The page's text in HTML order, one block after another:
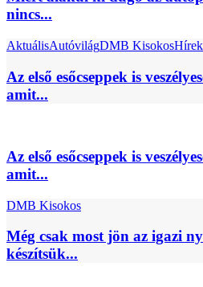
nincs...
AktuálisAutóvilágDMB KisokosHírek
Az első esőcseppek is
amit...
Az első esőcseppek is
amit...
DMB Kisokos
Még csak most jön az igazi
készítsük...